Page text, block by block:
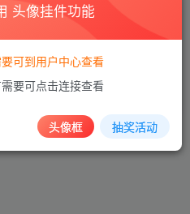
块0 帖子0 粉丝0
v1.0源码 带后台
头像挂件功能
可到用户中心查看
要可点击连接查看
头像框 抽奖活动